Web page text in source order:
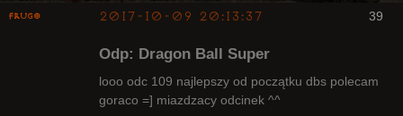
39
Frugo 2017-10-09 20:13:37
Odp: Dragon Ball Super
looo odc 109 najlepszy od początku dbs polecam
goraco =] miazdzacy odcinek ^^